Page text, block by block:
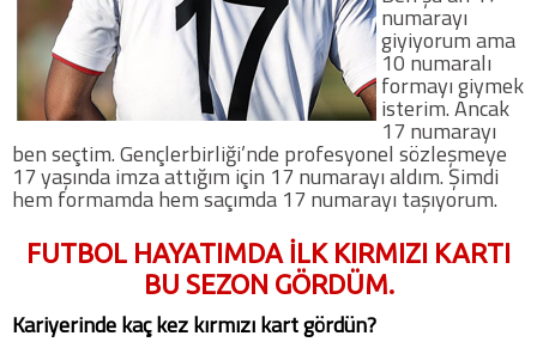
numarayı
giyiyorum ama
10 numaralı
formayı giymek
isterim. Ancak
17 numarayı
ben seçtim. Gençlerbirliği’nde profesyonel sözleşmeye
17 yaşında imza attığım için 17 numarayı aldım. Şimdi
hem formamda hem saçımda 17 numarayı taşıyorum.
FUTBOL HAYATIMDA İLK KIRMIZI KARTI
BU SEZON GÖRDÜM.
Kariyerinde kaç kez kırmızı kart gördün?